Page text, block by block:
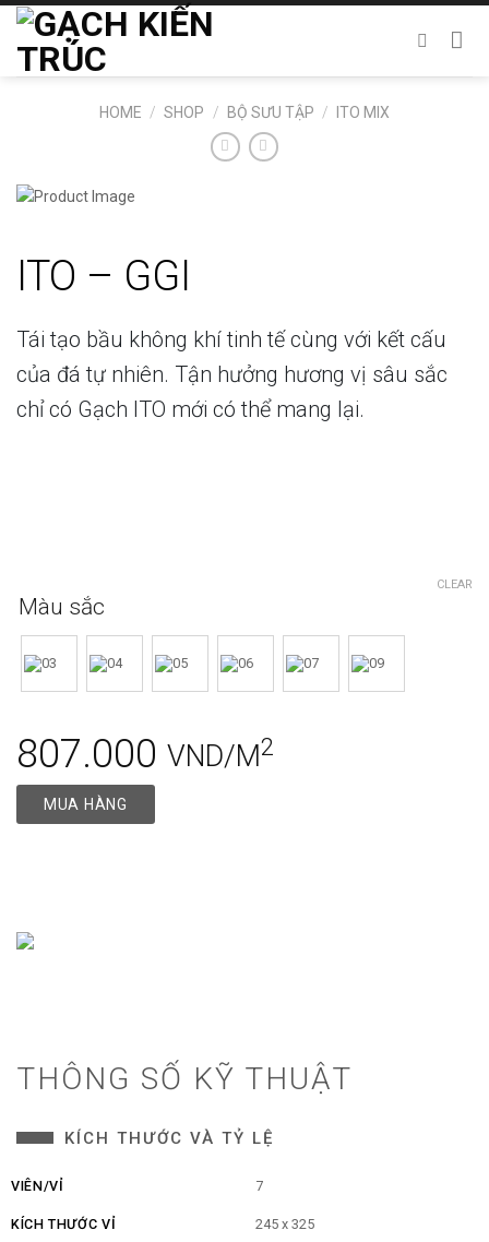
Chuyển
dung
HOME / SHOP / BỘ SƯU TẬP / ITO MIX
ITO – GGI
Tái tạo bầu không khí tinh tế cùng với kết cấu
của đá tự nhiên. Tận hưởng hương vị sâu sắc
chỉ có Gạch ITO mới có thể mang lại.
Màu sắc
CLEAR
807.000 VND/M2
MUA HÀNG
THÔNG SỐ KỸ THUẬT
KÍCH THƯỚC VÀ TỶ LỆ
VIÊN/VỈ 7
KÍCH THƯỚC VỈ 245 x 325